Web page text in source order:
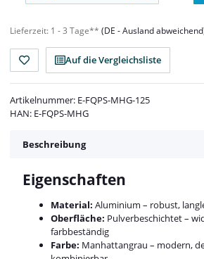
Lieferzeit: 1 - 3 Tage** (DE - Ausland
Auf die Vergleichsliste
Artikelnummer: E-FQPS-MHG-125
HAN: E-FQPS-MHG
Beschreibung
Eigenschaften
Material: Aluminium – robust,
Oberfläche: Pulverbeschichtet –
farbbeständig
Farbe: Manhattangrau – modern,